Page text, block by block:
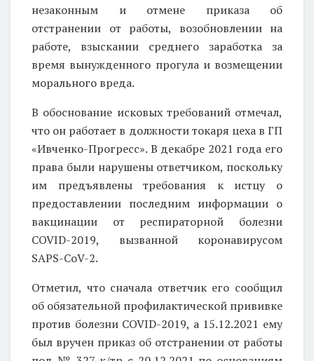
незаконным и отмене приказа об
отстранении от работы, возобновлении на
работе, взыскании среднего заработка за
время вынужденного прогула и возмещении
морального вреда.
В обоснование исковых требований отмечал,
что он работает в должности токаря цеха в ГП
«Ивченко-Прогресс». В декабре 2021 года его
права были нарушены ответчиком, поскольку
им предъявлены требования к истцу о
предоставлении последним информации о
вакцинации от респираторной болезни
COVID-2019, вызванной коронавирусом
SAPS-CoV-2.
Отметил, что сначала ответчик его сообщил
об обязательной профилактической прививке
против болезни COVID-2019, а 15.12.2021 ему
был вручен приказ об отстранении от работы